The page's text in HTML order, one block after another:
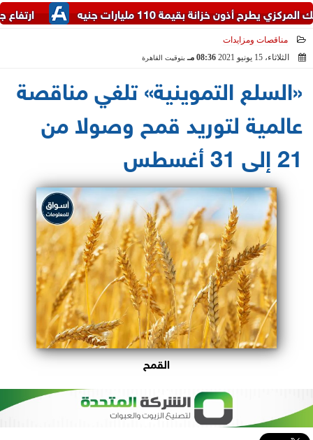
ارتفاع جماعي
أذون خزانة بقيمة 110 مليارات جنيه
مناقصات ومزايدات
الثلاثاء، 15 يونيو 2021
08:36 مـ بتوقيت القاهرة
«السلع التموينية» تلغي مناقصة
عالمية لتوريد قمح وصولا من
21 إلى 31 أغسطس
القمح